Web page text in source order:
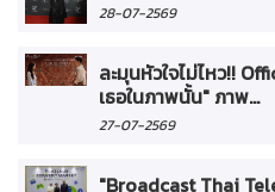
28-07-2569
ละมุนหัวใจไม่ไหว!!
เธอในภาพนั้น" ภาพ...
27-07-2569
"Broadcast Thai